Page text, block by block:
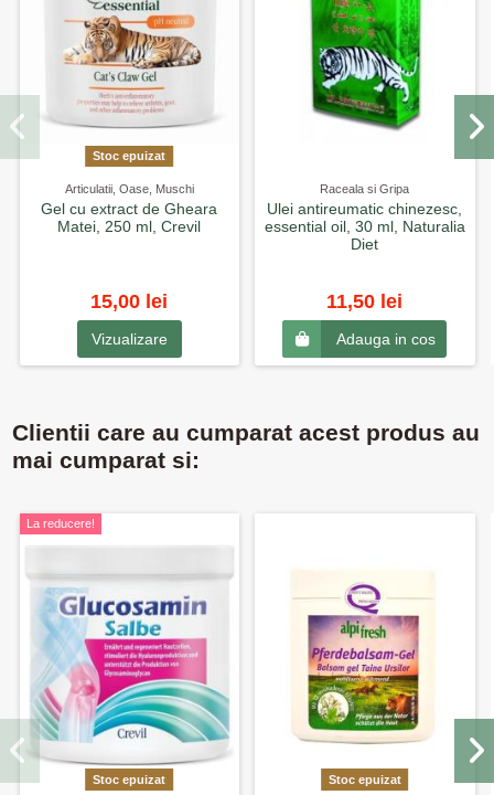
Stoc epuizat
Articulatii, Oase, Muschi
Gel cu extract de Gheara
Matei, 250 ml, Crevil
15,00 lei
Vizualizare
Raceala si Gripa
Ulei antireumatic chinezesc,
essential oil, 30 ml, Naturalia
Diet
11,50 lei
Adauga in cos
Clientii care au cumparat acest produs au
mai cumparat si:
La reducere!
Stoc epuizat Stoc epuizat